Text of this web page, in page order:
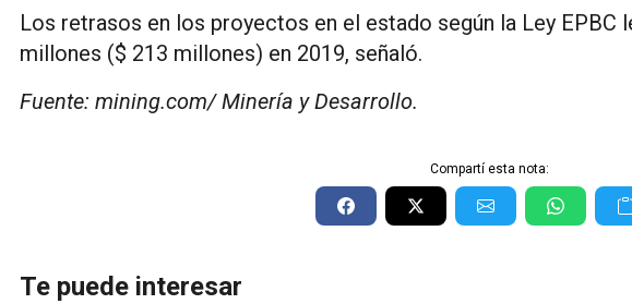
Los retrasos en los proyectos en el estado según la Ley EPBC
millones ($ 213 millones) en 2019, señaló.
Fuente: mining.com/ Minería y Desarrollo.
Compartí esta nota:
Te puede interesar